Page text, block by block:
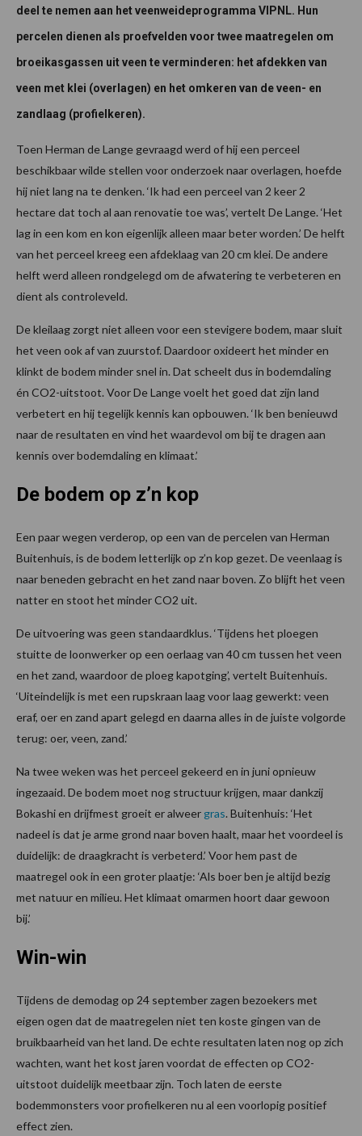
deel te nemen aan het veenweideprogramma VIPNL. Hun
percelen dienen als proefvelden voor twee maatregelen om
broeikasgassen uit veen te verminderen: het afdekken van
veen met klei (overlagen) en het omkeren van de veen- en
zandlaag (profielkeren).
Toen Herman de Lange gevraagd werd of hij een perceel
beschikbaar wilde stellen voor onderzoek naar overlagen, hoefde
hij niet lang na te denken. ‘Ik had een perceel van 2 keer 2
hectare dat toch al aan renovatie toe was’, vertelt De Lange. ‘Het
lag in een kom en kon eigenlijk alleen maar beter worden.’ De helft
van het perceel kreeg een afdeklaag van 20 cm klei. De andere
helft werd alleen rondgelegd om de afwatering te verbeteren en
dient als controleveld.
De kleilaag zorgt niet alleen voor een stevigere bodem, maar sluit
het veen ook af van zuurstof. Daardoor oxideert het minder en
klinkt de bodem minder snel in. Dat scheelt dus in bodemdaling
én CO2-uitstoot. Voor De Lange voelt het goed dat zijn land
verbetert en hij tegelijk kennis kan opbouwen. ‘Ik ben benieuwd
naar de resultaten en vind het waardevol om bij te dragen aan
kennis over bodemdaling en klimaat.’
De bodem op z’n kop
Een paar wegen verderop, op een van de percelen van Herman
Buitenhuis, is de bodem letterlijk op z’n kop gezet. De veenlaag is
naar beneden gebracht en het zand naar boven. Zo blijft het veen
natter en stoot het minder CO2 uit.
De uitvoering was geen standaardklus. ‘Tijdens het ploegen
stuitte de loonwerker op een oerlaag van 40 cm tussen het veen
en het zand, waardoor de ploeg kapotging’, vertelt Buitenhuis.
‘Uiteindelijk is met een rupskraan laag voor laag gewerkt: veen
eraf, oer en zand apart gelegd en daarna alles in de juiste volgorde
terug: oer, veen, zand.’
Na twee weken was het perceel gekeerd en in juni opnieuw
ingezaaid. De bodem moet nog structuur krijgen, maar dankzij
Bokashi en drijfmest groeit er alweer gras. Buitenhuis: ‘Het
nadeel is dat je arme grond naar boven haalt, maar het voordeel is
duidelijk: de draagkracht is verbeterd.’ Voor hem past de
maatregel ook in een groter plaatje: ‘Als boer ben je altijd bezig
met natuur en milieu. Het klimaat omarmen hoort daar gewoon
bij.’
Win-win
Tijdens de demodag op 24 september zagen bezoekers met
eigen ogen dat de maatregelen niet ten koste gingen van de
bruikbaarheid van het land. De echte resultaten laten nog op zich
wachten, want het kost jaren voordat de effecten op CO2-
uitstoot duidelijk meetbaar zijn. Toch laten de eerste
bodemmonsters voor profielkeren nu al een voorlopig positief
effect zien.